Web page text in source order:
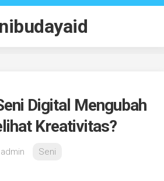
Digital Mengubah
Kreativitas?
admin Seni